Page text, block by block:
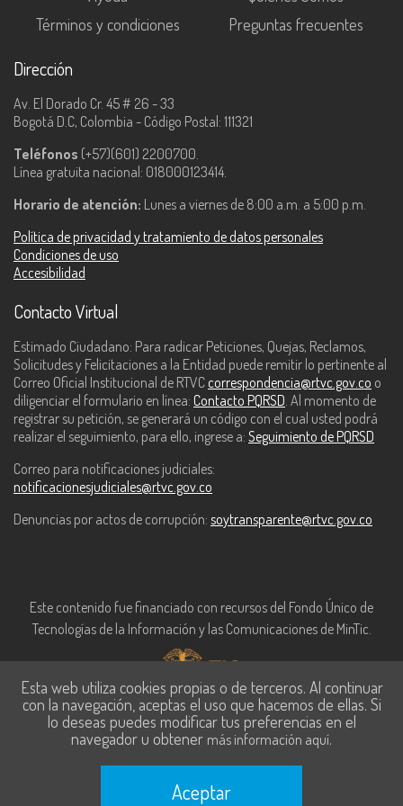
Términos y condiciones
Preguntas frecuentes
Dirección
Av. El Dorado Cr. 45 # 26 - 33
Bogotá D.C, Colombia - Código Postal: 111321
Teléfonos (+57)(601) 2200700.
Línea gratuita nacional: 018000123414.
Horario de atención: Lunes a viernes de 8:00 a.m. a 5:00 p.m.
Política de privacidad y tratamiento de datos personales
Condiciones de uso
Accesibilidad
Contacto Virtual
Estimado Ciudadano: Para radicar Peticiones, Quejas, Reclamos,
Solicitudes y Felicitaciones a la Entidad puede remitir lo pertinente al
Correo Oficial Institucional de RTVC correspondencia@rtvc.gov.co o
diligenciar el formulario en línea: Contacto PQRSD. Al momento de
registrar su petición, se generará un código con el cual usted podrá
realizar el seguimiento, para ello, ingrese a: Seguimiento de PQRSD
Correo para notificaciones judiciales:
notificacionesjudiciales@rtvc.gov.co
Denuncias por actos de corrupción: soytransparente@rtvc.gov.co
Este contenido fue financiado con recursos del Fondo Único de
Tecnologías de la Información y las Comunicaciones de MinTic.
Esta web utiliza cookies propias o de terceros. Al continuar
con la navegación, aceptas el uso que hacemos de ellas. Si
lo deseas puedes modificar tus preferencias en el
navegador u obtener más información aquí.
Aceptar